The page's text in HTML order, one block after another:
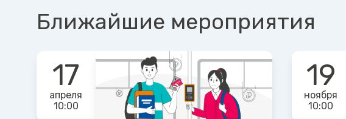
Ближайшие мероприятия
17
апреля
10:00
19
ноября
10:00